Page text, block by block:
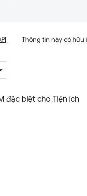
Thông tin này có hữu
đặc biệt cho Tiện ích